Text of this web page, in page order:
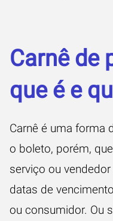
Carnê de
que é e
Carnê é uma forma
o boleto, porém,
serviço ou
datas de
ou consumidor. Ou